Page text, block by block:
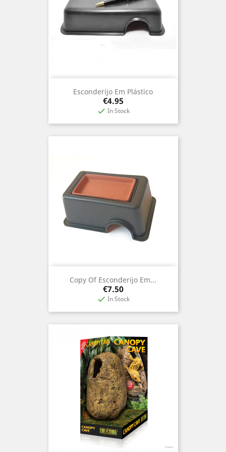
Esconderijo Em Plástico
Price
€4.95
 In Stock
Copy Of Esconderijo Em...
Price
€7.50
 In Stock